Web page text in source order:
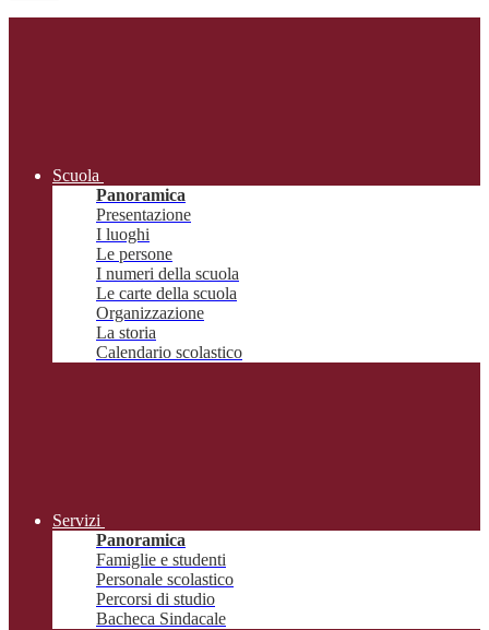
Scuola
Panoramica
Presentazione
I luoghi
Le persone
I numeri della scuola
Le carte della scuola
Organizzazione
La storia
Calendario scolastico
Servizi
Panoramica
Famiglie e studenti
Personale scolastico
Percorsi di studio
Bacheca Sindacale